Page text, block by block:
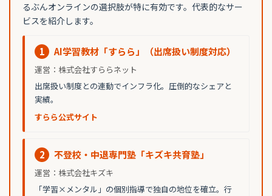
るぶんオンラインの選択肢が特に有効です。代表的なサー
ビスを紹介します。
1 AI学習教材「すらら」（出席扱い制度対応）
運営：株式会社すららネット
出席扱い制度との連動でインフラ化。圧倒的なシェアと
実績。
すらら公式サイト
2 不登校・中退専門塾「キズキ共育塾」
運営：株式会社キズキ
「学習×メンタル」の個別指導で独自の地位を確立。行